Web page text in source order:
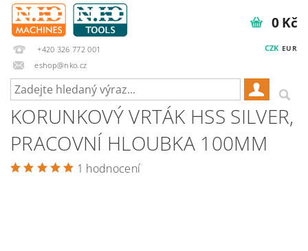
+420 326 772 001
eshop@nko.cz
CZK EUR
0 Kč
KORUNKOVÝ VRTÁK HSS SILVER,
PRACOVNÍ HLOUBKA 100MM
1 hodnocení